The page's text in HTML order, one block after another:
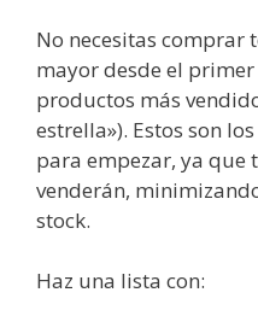
No necesitas
mayor desde el
productos más
estrella»). Estos son
para empezar, ya que
venderán,
stock.
Haz una lista con: